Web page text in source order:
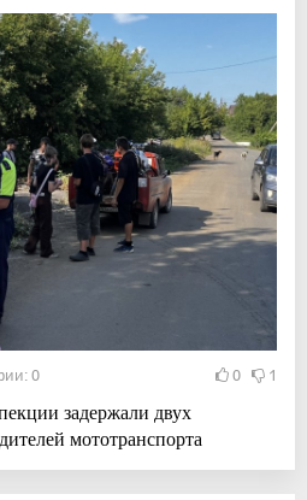
0 0 1
задержали двух
мототранспорта